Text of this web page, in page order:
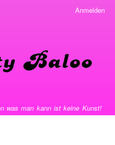
Anmelden
was man kann ist keine Kunst!